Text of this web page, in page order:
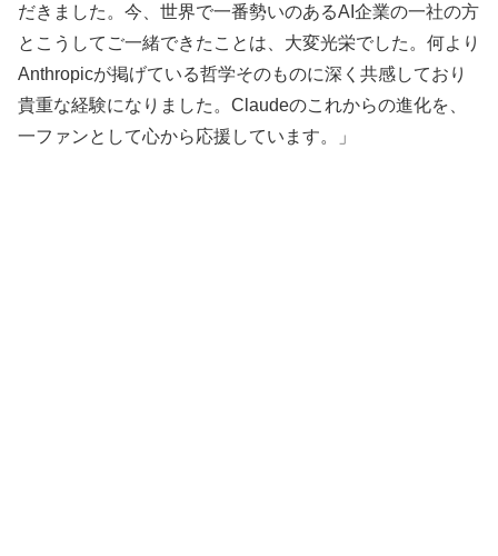
だきました。今、世界で一番勢いのあるAI企業の一社の方
とこうしてご一緒できたことは、大変光栄でした。何より
Anthropicが掲げている哲学そのものに深く共感しており
貴重な経験になりました。Claudeのこれからの進化を、
一ファンとして心から応援しています。」